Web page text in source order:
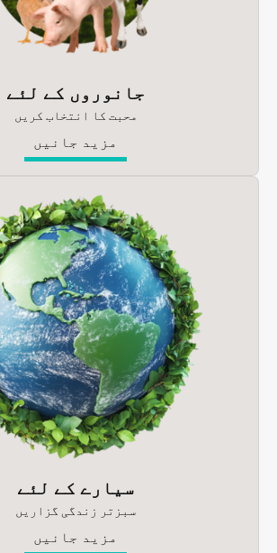
جانوروں کے لئے
محبت کا انتخاب کریں
مزید جانیں
سیارے کے لئے
سبزتر زندگی گزاریں
مزید جانیں